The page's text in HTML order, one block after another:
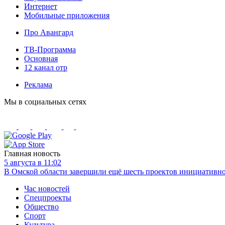
Интернет
Мобильные приложения
Про Авангард
ТВ-Программа
Основная
12 канал отр
Реклама
Мы в социальных сетях
Главная новость
5 августа в 11:02
В Омской области завершили ещё шесть проектов
Час новостей
Спецпроекты
Общество
Спорт